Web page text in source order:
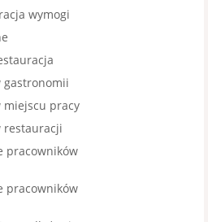
wymogi
pracy
restauracji
pracowników
pracowników